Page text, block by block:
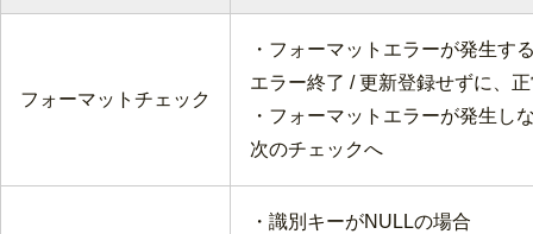
フォーマットチェック
・フォーマットエラーが発生す
エラー終了 / 更新登録せずに、
・フォーマットエラーが発生し
次のチェックへ
・識別キーがNULLの場合